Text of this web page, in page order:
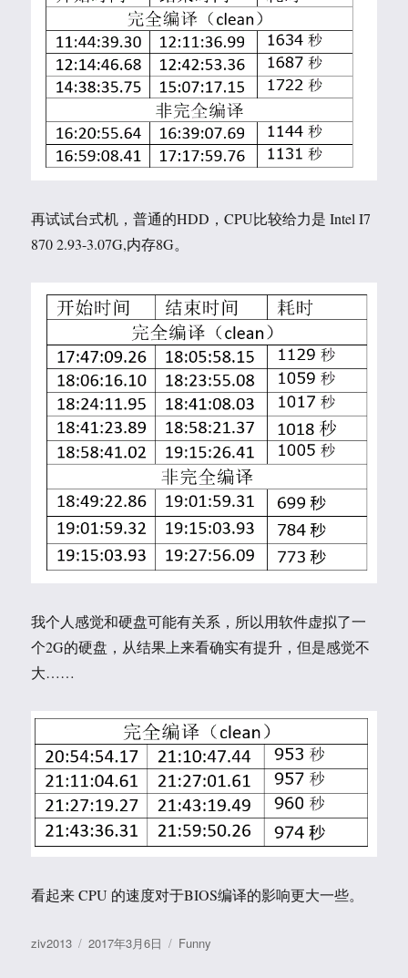
再试试台式机，普通的HDD，CPU比较给力是 Intel I7
870 2.93-3.07G,内存8G。
我个人感觉和硬盘可能有关系，所以用软件虚拟了一
个2G的硬盘，从结果上来看确实有提升，但是感觉不
大……
看起来 CPU 的速度对于BIOS编译的影响更大一些。
作
ziv2013
发
2017年3月6日
分
Funny